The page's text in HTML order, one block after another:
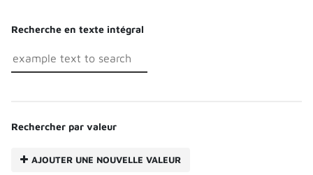
Recherche en texte intégral
Rechercher par valeur
AJOUTER UNE NOUVELLE VALEUR